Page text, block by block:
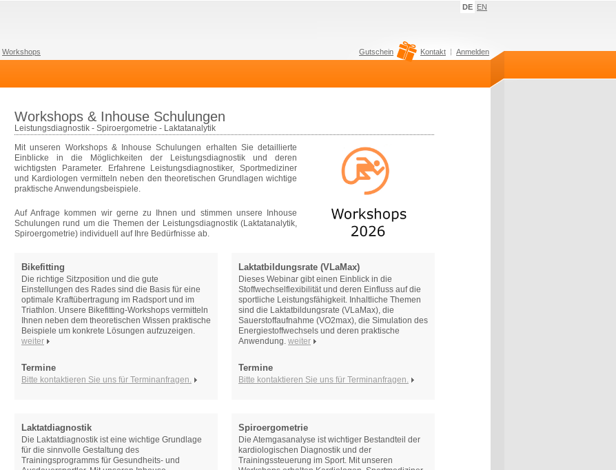
DE EN
Workshops Gutschein Kontakt Anmelden
Workshops & Inhouse Schulungen
Leistungsdiagnostik - Spiroergometrie - Laktatanalytik
Mit unseren Workshops & Inhouse Schulungen erhalten Sie detaillierte
Einblicke in die Möglichkeiten der Leistungsdiagnostik und deren
wichtigsten Parameter. Erfahrene Leistungsdiagnostiker, Sportmediziner
und Kardiologen vermitteln neben den theoretischen Grundlagen wichtige
praktische Anwendungsbeispiele.
Auf Anfrage kommen wir gerne zu Ihnen und stimmen unsere Inhouse
Schulungen rund um die Themen der Leistungsdiagnostik (Laktatanalytik,
Spiroergometrie) individuell auf Ihre Bedürfnisse ab.
Bikefitting
Die richtige Sitzposition und die gute
Einstellungen des Rades sind die Basis für eine
optimale Kraftübertragung im Radsport und im
Triathlon. Unsere Bikefitting-Workshops vermitteln
Ihnen neben dem theoretischen Wissen praktische
Beispiele um konkrete Lösungen aufzuzeigen.
weiter
Termine
Bitte kontaktieren Sie uns für Terminanfragen.
Laktatdiagnostik
Die Laktatdiagnostik ist eine wichtige Grundlage
für die sinnvolle Gestaltung des
Trainingsprogramms für Gesundheits- und
Laktatbildungsrate (VLaMax)
Dieses Webinar gibt einen Einblick in die
Stoffwechselflexibilität und deren Einfluss auf die
sportliche Leistungsfähigkeit. Inhaltliche Themen
sind die Laktatbildungsrate (VLaMax), die
Sauerstoffaufnahme (VO2max), die Simulation des
Energiestoffwechsels und deren praktische
Anwendung. weiter
Termine
Bitte kontaktieren Sie uns für Terminanfragen.
Spiroergometrie
Die Atemgasanalyse ist wichtiger Bestandteil der
kardiologischen Diagnostik und der
Trainingssteuerung im Sport. Mit unseren